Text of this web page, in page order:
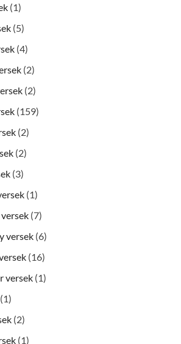
(1)
(5)
(4)
(2)
(2)
(159)
(2)
(2)
(3)
(1)
(7)
versek (6)
(16)
versek (1)
(1)
(2)
(1)